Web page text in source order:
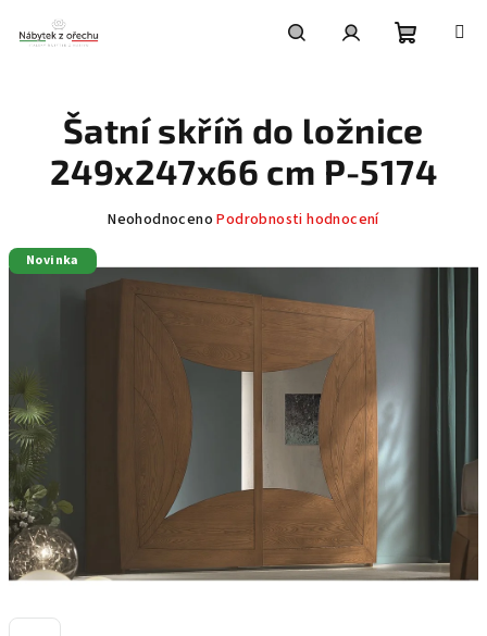
obsah
košík
Šatní skříň do ložnice
249x247x66 cm P-5174
Průměrné
produktu
je
Neohodnoceno Podrobnosti hodnocení
Novinka